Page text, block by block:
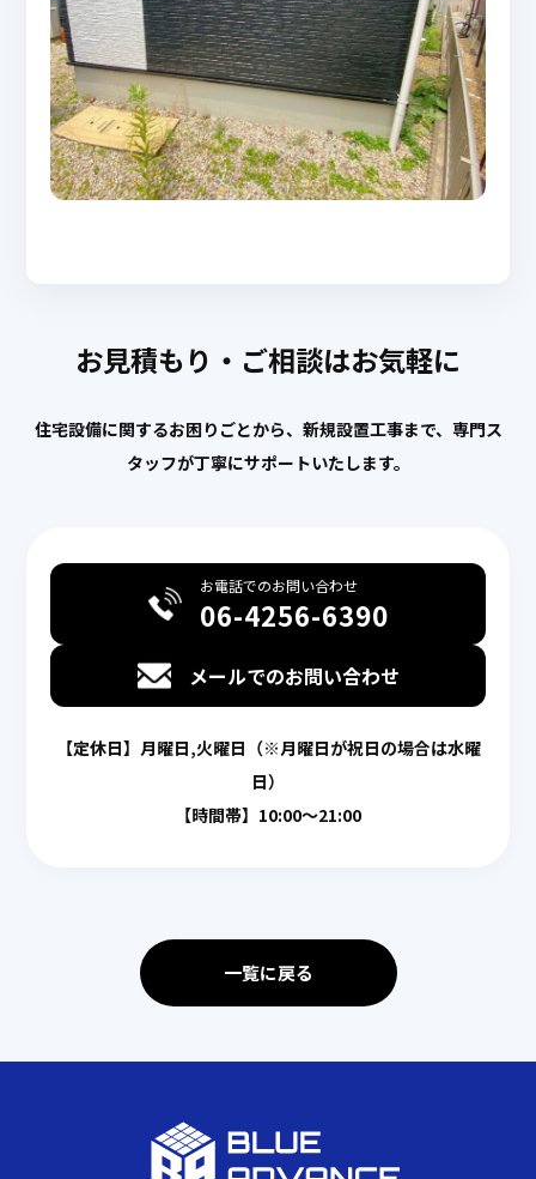
ニュース
News
企業情報
施工事例
お問い合わせ
Contact
お見積もり・ご相談はお気軽に
住宅設備に関するお困りごとから、新規設置工事まで、専門ス
タッフが丁寧にサポートいたします。
お電話でのお問い合わせ
06-4256-6390
メールでのお問い合わせ
【定休日】月曜日,火曜日（※月曜日が祝日の場合は水曜
日）
【時間帯】10:00〜21:00
一覧に戻る